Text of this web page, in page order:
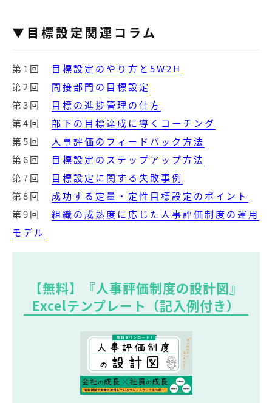
▼目標設定関連コラム
第1回 目標設定のやり方と5W2H
第2回 間接部門の目標設定
第3回 目標の進捗管理の仕方
第4回 部下の目標達成に導くコーチング
第5回 人事評価のフィードバック方法
第6回 目標設定のステップアップ方法
第7回 目標設定に関する失敗事例
第8回 成功する定量・定性目標設定のポイント
第9回 組織の成熟度に応じた人事評価制度の運用
モデル
【無料】『人事評価制度の設計図』
Excelテンプレート（記入例付き）